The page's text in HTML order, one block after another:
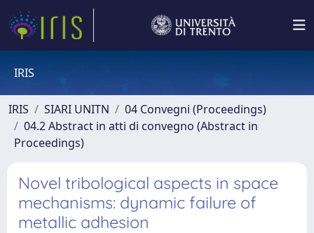
IRIS
IRIS SIARI UNITN
04 Convegni (Proceedings)
04.2 Abstract in atti di convegno (Abstract in
Proceedings)
Novel tribological aspects in space
mechanisms: dynamic failure of
metallic adhesion